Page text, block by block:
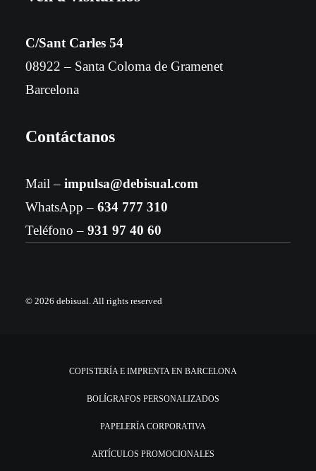
C/Sant Carles 54
08922 – Santa Coloma de Gramenet
Barcelona
Contáctanos
Mail – impulsa@debisual.com
WhatsApp – 634 777 310
Teléfono – 931 97 40 60
© 2026 debisual.All rights reserved
COPISTERÍA E IMPRENTA EN BARCELONA
BOLÍGRAFOS PERSONALIZADOS
PAPELERÍA CORPORATIVA
ARTÍCULOS PROMOCIONALES